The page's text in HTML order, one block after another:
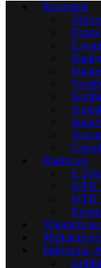
Reiseziele
Radreisen
E-
MTB
MTB
Individual /